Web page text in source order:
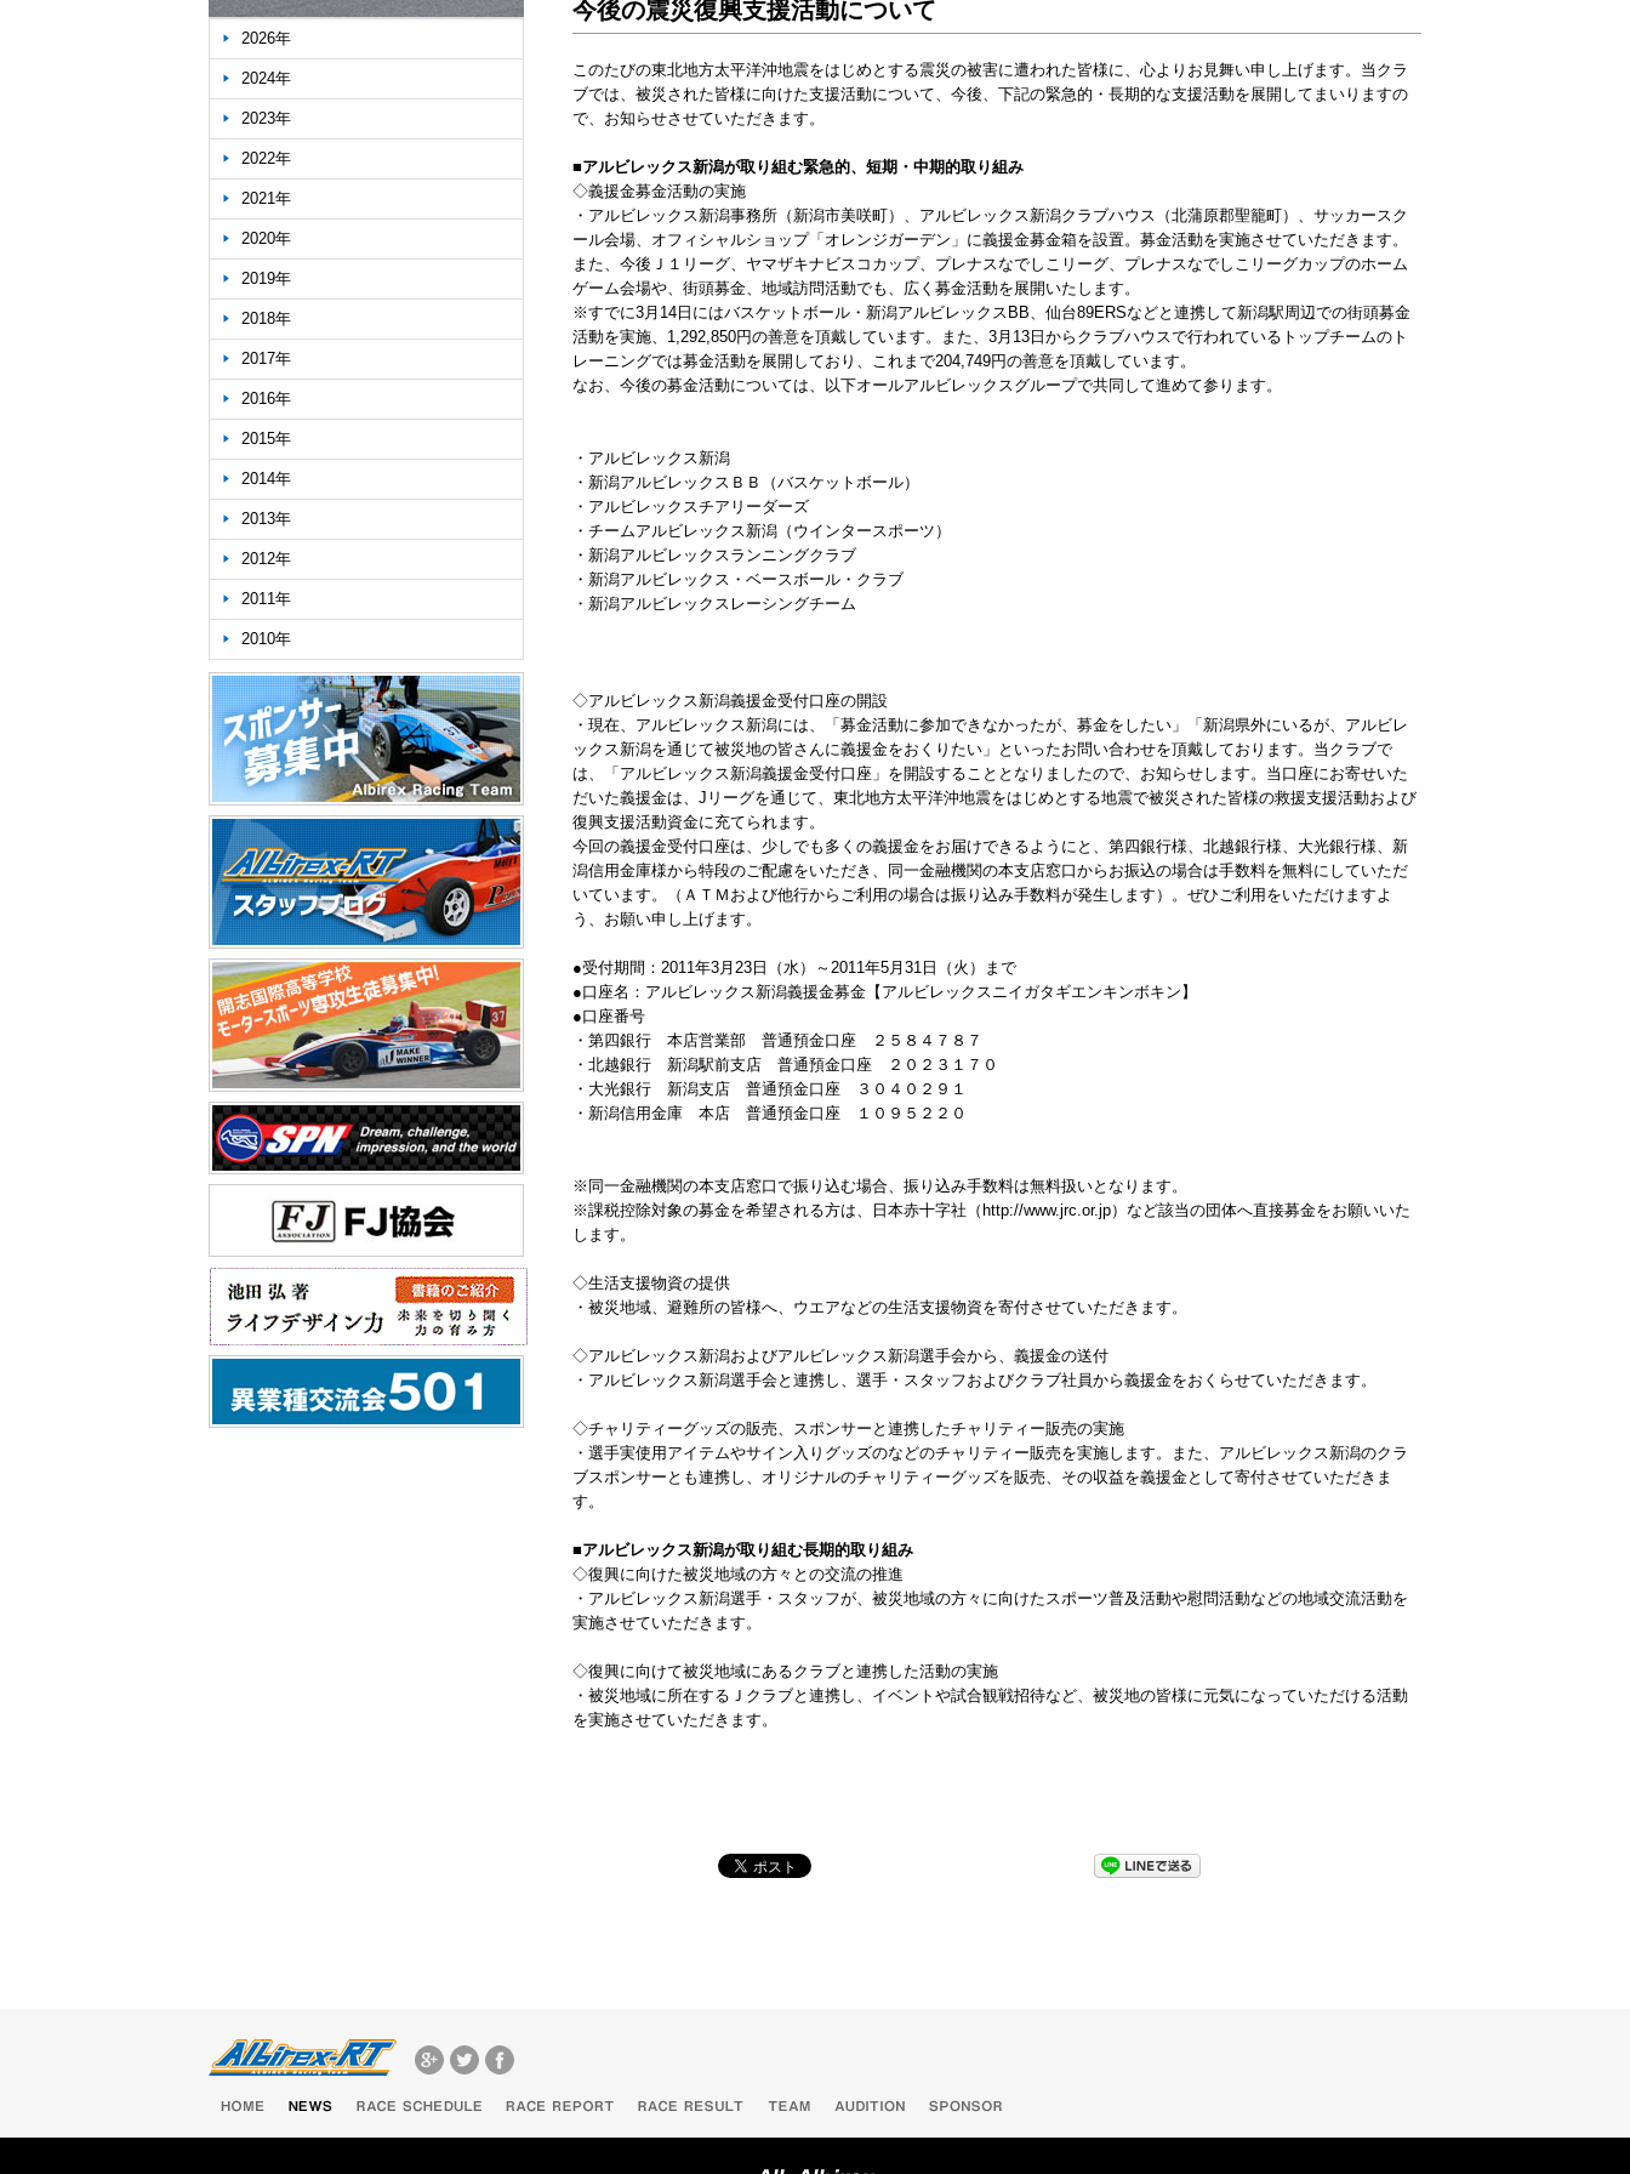
今後の震災復興支援活動について
このたびの東北地方太平洋沖地震をはじめとする震災の被害に遭われた皆様に、心よりお見舞い申し上げます。当クラ
ブでは、被災された皆様に向けた支援活動について、今後、下記の緊急的・長期的な支援活動を展開してまいりますの
で、お知らせさせていただきます。
■アルビレックス新潟が取り組む緊急的、短期・中期的取り組み
◇義援金募金活動の実施
・アルビレックス新潟事務所（新潟市美咲町）、アルビレックス新潟クラブハウス（北蒲原郡聖籠町）、サッカースク
ール会場、オフィシャルショップ「オレンジガーデン」に義援金募金箱を設置。募金活動を実施させていただきます。
また、今後Ｊ１リーグ、ヤマザキナビスコカップ、プレナスなでしこリーグ、プレナスなでしこリーグカップのホーム
ゲーム会場や、街頭募金、地域訪問活動でも、広く募金活動を展開いたします。
※すでに3月14日にはバスケットボール・新潟アルビレックスBB、仙台89ERSなどと連携して新潟駅周辺での街頭募金
活動を実施、1,292,850円の善意を頂戴しています。また、3月13日からクラブハウスで行われているトップチームのト
レーニングでは募金活動を展開しており、これまで204,749円の善意を頂戴しています。
なお、今後の募金活動については、以下オールアルビレックスグループで共同して進めて参ります。
・アルビレックス新潟
・新潟アルビレックスＢＢ（バスケットボール）
・アルビレックスチアリーダーズ
・チームアルビレックス新潟（ウインタースポーツ）
・新潟アルビレックスランニングクラブ
・新潟アルビレックス・ベースボール・クラブ
・新潟アルビレックスレーシングチーム
◇アルビレックス新潟義援金受付口座の開設
・現在、アルビレックス新潟には、「募金活動に参加できなかったが、募金をしたい」「新潟県外にいるが、アルビレ
ックス新潟を通じて被災地の皆さんに義援金をおくりたい」といったお問い合わせを頂戴しております。当クラブで
は、「アルビレックス新潟義援金受付口座」を開設することとなりましたので、お知らせします。当口座にお寄せいた
だいた義援金は、Jリーグを通じて、東北地方太平洋沖地震をはじめとする地震で被災された皆様の救援支援活動および
復興支援活動資金に充てられます。
今回の義援金受付口座は、少しでも多くの義援金をお届けできるようにと、第四銀行様、北越銀行様、大光銀行様、新
潟信用金庫様から特段のご配慮をいただき、同一金融機関の本支店窓口からお振込の場合は手数料を無料にしていただ
いています。（ＡＴＭおよび他行からご利用の場合は振り込み手数料が発生します）。ぜひご利用をいただけますよ
う、お願い申し上げます。
●受付期間：2011年3月23日（水）～2011年5月31日（火）まで
●口座名：アルビレックス新潟義援金募金【アルビレックスニイガタギエンキンボキン】
●口座番号
・第四銀行 本店営業部 普通預金口座 ２５８４７８７
・北越銀行 新潟駅前支店 普通預金口座 ２０２３１７０
・大光銀行 新潟支店 普通預金口座 ３０４０２９１
・新潟信用金庫 本店 普通預金口座 １０９５２２０
※同一金融機関の本支店窓口で振り込む場合、振り込み手数料は無料扱いとなります。
※課税控除対象の募金を希望される方は、日本赤十字社（http://www.jrc.or.jp）など該当の団体へ直接募金をお願いいた
します。
◇生活支援物資の提供
・被災地域、避難所の皆様へ、ウエアなどの生活支援物資を寄付させていただきます。
◇アルビレックス新潟およびアルビレックス新潟選手会から、義援金の送付
・アルビレックス新潟選手会と連携し、選手・スタッフおよびクラブ社員から義援金をおくらせていただきます。
◇チャリティーグッズの販売、スポンサーと連携したチャリティー販売の実施
・選手実使用アイテムやサイン入りグッズのなどのチャリティー販売を実施します。また、アルビレックス新潟のクラ
ブスポンサーとも連携し、オリジナルのチャリティーグッズを販売、その収益を義援金として寄付させていただきま
す。
■アルビレックス新潟が取り組む長期的取り組み
◇復興に向けた被災地域の方々との交流の推進
・アルビレックス新潟選手・スタッフが、被災地域の方々に向けたスポーツ普及活動や慰問活動などの地域交流活動を
実施させていただきます。
◇復興に向けて被災地域にあるクラブと連携した活動の実施
・被災地域に所在するＪクラブと連携し、イベントや試合観戦招待など、被災地の皆様に元気になっていただける活動
を実施させていただきます。
2026年
2024年
2023年
2022年
2021年
2020年
2019年
2018年
2017年
2016年
2015年
2014年
2013年
2012年
2011年
2010年